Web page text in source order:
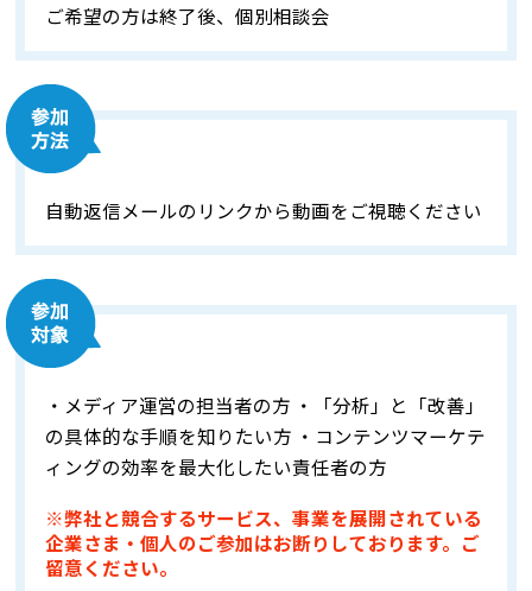
ご希望の方は終了後、個別相談会
自動返信メールのリンクから動画をご視聴ください
・メディア運営の担当者の方 ・「分析」と「改善」
の具体的な手順を知りたい方 ・コンテンツマーケテ
ィングの効率を最大化したい責任者の方
※弊社と競合するサービス、事業を展開されている
企業さま・個人のご参加はお断りしております。ご
留意ください。